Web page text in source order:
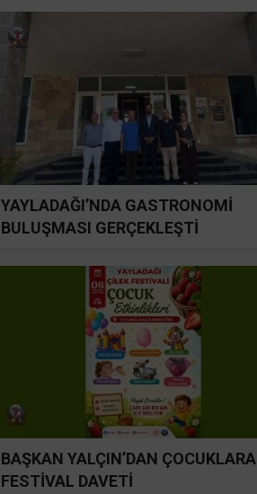
YAYLADAĞI’NDA GASTRONOMİ
BULUŞMASI GERÇEKLEŞTİ
BAŞKAN YALÇIN’DAN ÇOCUKLARA
FESTİVAL DAVETİ